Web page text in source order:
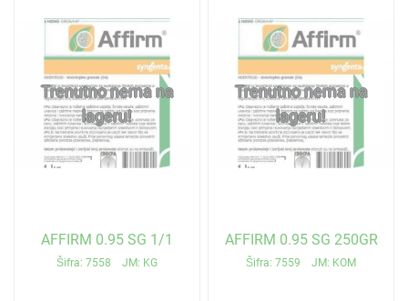
Trenutno nema na
lageru!
AFFIRM 0.95 SG 1/1
Šifra: 7558 JM: KG
Trenutno nema na
lageru!
AFFIRM 0.95 SG 250GR
Šifra: 7559 JM: KOM